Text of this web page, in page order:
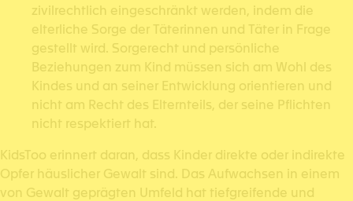
zivilrechtlich eingeschränkt werden, indem die
elterliche Sorge der Täterinnen und Täter in Frage
gestellt wird. Sorgerecht und persönliche
Beziehungen zum Kind müssen sich am Wohl des
Kindes und an seiner Entwicklung orientieren und
nicht am Recht des Elternteils, der seine Pflichten
nicht respektiert hat.
KidsToo erinnert daran, dass Kinder direkte oder indirekte
Opfer häuslicher Gewalt sind. Das Aufwachsen in einem
von Gewalt geprägten Umfeld hat tiefgreifende und